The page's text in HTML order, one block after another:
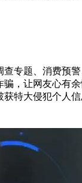
专题、消费预
，让网友心有
特大侵犯个人